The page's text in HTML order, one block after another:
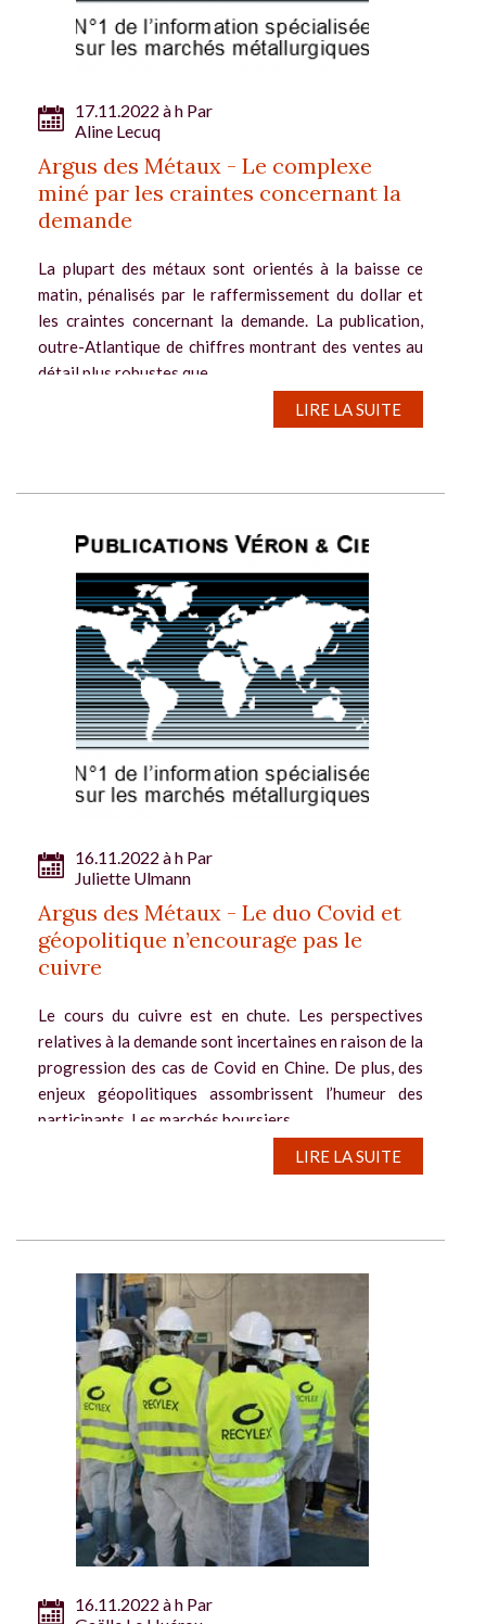
17.11.2022 à h Par
Aline Lecuq
Argus des Métaux - Le complexe
miné par les craintes concernant la
demande
La plupart des métaux sont orientés à la baisse ce
matin, pénalisés par le raffermissement du dollar et
les craintes concernant la demande. La publication,
outre-Atlantique de chiffres montrant des ventes au
détail plus robustes que...
16.11.2022 à h Par
Juliette Ulmann
Argus des Métaux - Le duo Covid et
géopolitique n’encourage pas le
cuivre
Le cours du cuivre est en chute. Les perspectives
relatives à la demande sont incertaines en raison de la
progression des cas de Covid en Chine. De plus, des
enjeux géopolitiques assombrissent l’humeur des
participants. Les marchés boursiers...
16.11.2022 à h Par